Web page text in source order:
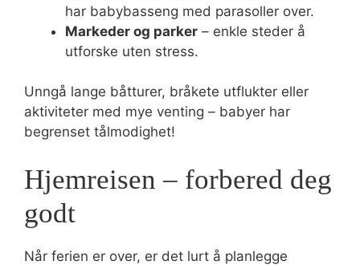
har babybasseng med parasoller over.
Markeder og parker – enkle steder å
utforske uten stress.
Unngå lange båtturer, bråkete utflukter eller
aktiviteter med mye venting – babyer har
begrenset tålmodighet!
Hjemreisen – forbered deg
godt
Når ferien er over, er det lurt å planlegge